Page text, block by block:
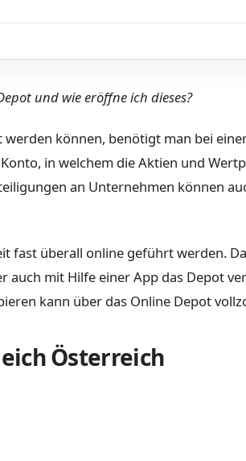
und wie eröffne ich dieses?
können, benötigt man bei
in welchem die Aktien und
an Unternehmen können
fast überall online geführt werden.
auch mit Hilfe einer App das Depot
kann über das Online Depot
Österreich